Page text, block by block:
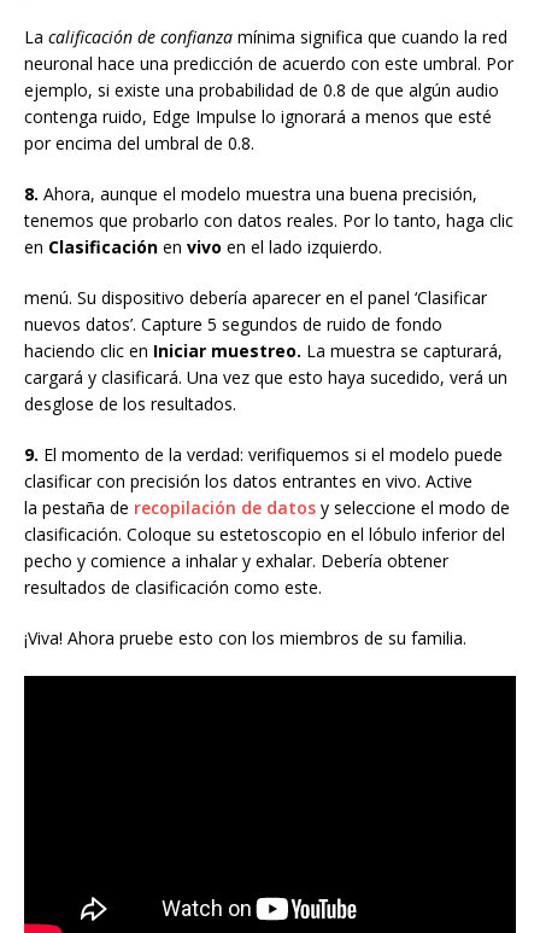
La calificación de confianza mínima significa que cuando la red
neuronal hace una predicción de acuerdo con este umbral. Por
ejemplo, si existe una probabilidad de 0.8 de que algún audio
contenga ruido, Edge Impulse lo ignorará a menos que esté
por encima del umbral de 0.8.
8. Ahora, aunque el modelo muestra una buena precisión,
tenemos que probarlo con datos reales. Por lo tanto, haga clic
en Clasificación en vivo en el lado izquierdo.
menú. Su dispositivo debería aparecer en el panel ‘Clasificar
nuevos datos’. Capture 5 segundos de ruido de fondo
haciendo clic en Iniciar muestreo. La muestra se capturará,
cargará y clasificará. Una vez que esto haya sucedido, verá un
desglose de los resultados.
9. El momento de la verdad: verifiquemos si el modelo puede
clasificar con precisión los datos entrantes en vivo. Active
la pestaña de recopilación de datos y seleccione el modo de
clasificación. Coloque su estetoscopio en el lóbulo inferior del
pecho y comience a inhalar y exhalar. Debería obtener
resultados de clasificación como este.
¡Viva! Ahora pruebe esto con los miembros de su familia.